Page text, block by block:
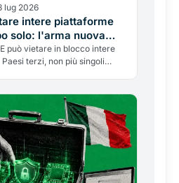
lug 2026
intere piattaforme
solo: l'arma nuova
alla Russia
può vietare in blocco intere
terzi, non più singoli